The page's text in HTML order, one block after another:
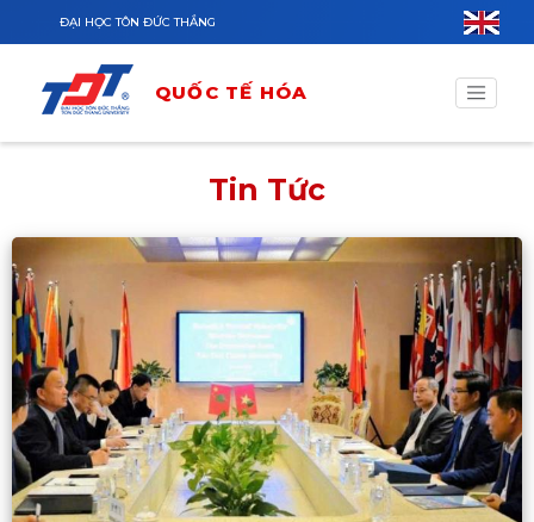
Nhảy đến nội dung
ĐẠI HỌC TÔN ĐỨC THẮNG
QUỐC TẾ HÓA
Tin Tức